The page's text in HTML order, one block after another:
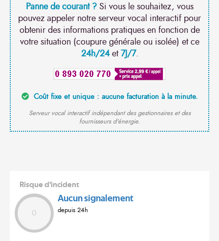
Panne de courant ?Si vous le souhaitez, vous
pouvez appeler notre serveur vocal interactif pour
obtenir des informations pratiques en fonction de
votre situation (coupure générale ou isolée) et ce
24h/24et7J/7.
Coût fixe et unique : aucune facturation à la minute.
Serveur vocal interactif indépendant des gestionnaires et des
fournisseurs d'énergie.
Risque d'incident
0
Aucun signalement
depuis 24h